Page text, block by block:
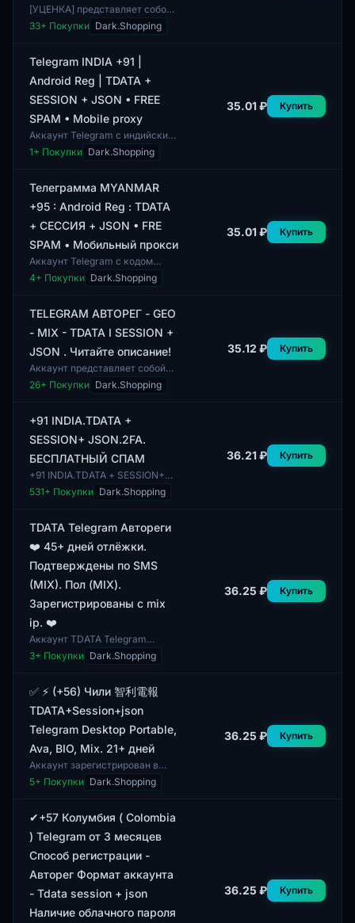
[УЦЕНКА] представляет собой
сессию TDATA,
предназначенную для
номером телефона +923. Этот
33+ Покупки Dark.Shopping
Telegram INDIA +91 |
Android Reg | TDATA +
SESSION + JSON • FREE
SPAM • Mobile proxy
Аккаунт Telegram с индийским
номером +91,
зарегистрированный на
поставки входят TDATA, сес...
1+ Покупки Dark.Shopping
35.01 ₽ Купить
Телеграмма MYANMAR
+95 : Android Reg : TDATA
+ СЕССИЯ + JSON • FRE
SPAM • Мобильный прокси
Аккаунт Telegram с кодом
страны MYANMAR (+95)
предназначен для
Android. Профили имеют
4+ Покупки Dark.Shopping
35.01 ₽ Купить
TELEGRAM АВТОРЕГ - GEO
- MIX - TDATA I SESSION +
JSON . Читайте описание!
Аккаунт представляет собой
профиль в Telegram с
использованием
имеют смешанную пол, что
26+ Покупки Dark.Shopping
35.12 ₽ Купить
+91 INDIA.TDATA +
SESSION+ JSON.2FA.
БЕСПЛАТНЫЙ СПАМ
+91 INDIA.TDATA + SESSION+
JSON.2FA. БЕСПЛАТНЫЙ
СПАМ представляет собой
себя уникальные метр...
531+ Покупки Dark.Shopping
36.21 ₽ Купить
TDATA Telegram Автореги
❤️ 45+ дней отлёжки.
Подтверждены по SMS
(MIX). Пол (MIX).
Зарегистрированы с mix
ip. ❤️
Аккаунт TDATA Telegram
Автореги предоставляет
возможность использования
подтверждением номера по...
3+ Покупки Dark.Shopping
36.25 ₽ Купить
✅ ⚡️ (+56) Чили 智利電報
TDATA+Session+json
Telegram Desktop Portable,
Ava, BIO, Mix. 21+ дней
Аккаунт зарегистрирован в
Чили и предоставляет доступ к
Telegram Desktop в формате
в портат...
5+ Покупки Dark.Shopping
36.25 ₽ Купить
✔+57 Колумбия ( Colombia
) Telegram от 3 месяцев
Способ регистрации -
Авторег Формат аккаунта
- Tdata session + json
Наличие облачного пароля
36.25 ₽ Купить